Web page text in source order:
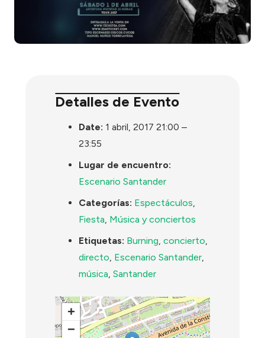
Detalles de Evento
Date: 1 abril, 2017 21:00 –
23:55
Lugar de encuentro:
Escenario Santander
Categorías: Espectáculos
Fiesta Música y conciertos
Etiquetas: Burning ,concierto
directo Escenario Santander
música ,Santander
+
−